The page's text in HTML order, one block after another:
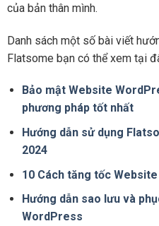
của bản thân mình.
Danh sách một số bài viết
Flatsome bạn có thể xem tại
Bảo mật Website
phương pháp tốt nhất
Hướng dẫn sử dụng
2024
10 Cách tăng tốc
Hướng dẫn sao lưu và
WordPress